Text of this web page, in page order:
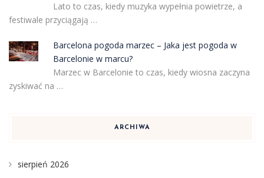
Lato to czas, kiedy muzyka wypełnia powietrze, a
festiwale przyciągają …
Barcelona pogoda marzec – Jaka jest pogoda w
Barcelonie w marcu?
Marzec w Barcelonie to czas, kiedy wiosna zaczyna
zyskiwać na …
ARCHIWA
sierpień 2026